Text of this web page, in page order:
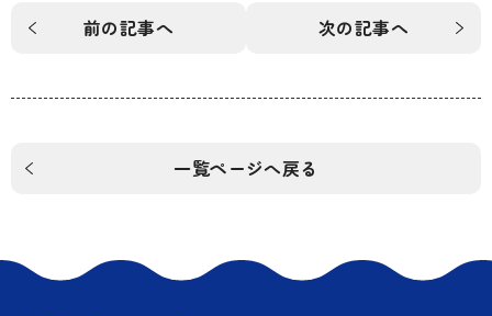
前の記事へ 次の記事へ
一覧ページへ戻る